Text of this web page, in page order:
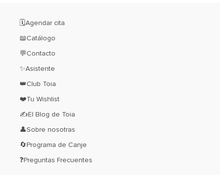
🗓️Agendar cita
📖Catálogo
💬Contacto
✨Asistente
👑Club Toia
❤️Tu Wishlist
✍El Blog de Toia
👤Sobre nosotras
🔄Programa de Canje
❓Preguntas Frecuentes